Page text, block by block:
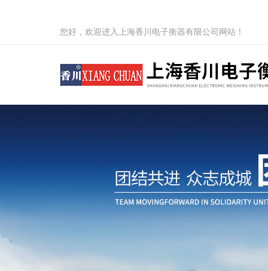
您好，欢迎进入上海香川电子衡器有限公司网站！